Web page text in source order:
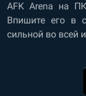
AFK Arena на ПК
Впишите его в
сильной во всей